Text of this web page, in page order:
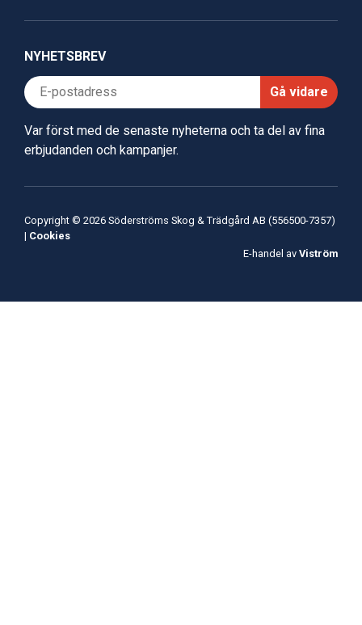
NYHETSBREV
Gå vidare
Var först med de senaste nyheterna och ta del av fina
erbjudanden och kampanjer.
Copyright © 2026 Söderströms Skog & Trädgård AB (556500-7357)
| Cookies
E-handel av Viström